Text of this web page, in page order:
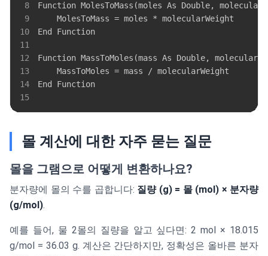
8
9
10
End Function
11
12
13
14
End Function
15
몰 계산에 대한 자주 묻는 질문
몰을 그램으로 어떻게 변환하나요?
분자량에 몰의 수를 곱합니다: 질량 (g) = 몰 (mol) × 분자량
(g/mol).
예를 들어, 물 2몰의 질량을 알고 싶다면: 2 mol × 18.015
g/mol = 36.03 g. 계산은 간단하지만, 정확성은 올바른 분자